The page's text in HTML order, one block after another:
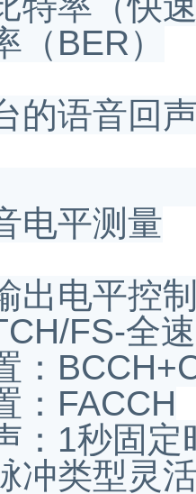
（BER）
的语音回
器 ·音
电平测量
出电平控
FS-全
：
：FACCH
：1秒固定
冲类型灵